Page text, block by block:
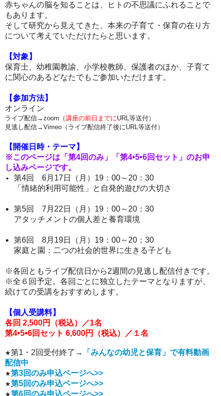
赤ちゃんの脳を知ることは、ヒトの不思議にふれることで
もあります。
そして研究から見えてきた、本来の子育て・保育の在り方
について考えていただけたらと思います。
【対象】
保育士、幼稚園教諭、小学校教師、保護者のほか、子育て
に関心のあるどなたでもご参加いただけます。
【参加方法】
オンライン
ライブ配信→zoom（講座の前日までにURL等送付）
見逃し配信→Vimeo（ライブ配信終了後にURL等送付）
【開催日時・テーマ】
※このページは「第4回のみ」「第4•5•6回セット」のお申
し込みページです。
第4回 6月17日（月）19：00～20：30
「情緒的利用可能性」と自発的遊びの大切さ
第5回 7月22日（月）19：00～20：30
アタッチメントの個人差と養育環境
第6回 8月19日（月）19：00～20：30
家庭と園：二つの社会的世界に生きる子ども
※各回ともライブ配信日から2週間の見逃し配信付きです。
※全６回予定。各回ごとに独立したテーマとなりますが、
続けての受講をおすすめします。
【個人受講料】
各回 2,500円（税込）／1名
第4•5•6回セット 6,600円 （税込） ／１名
★第1・ 2回受付終了 → 「 みんなの幼児と保育」で有料動画
配信中
★第3回のみ申込ページへ>>
★第5回のみ申込ページへ>>
★第6回のみ申込ページへ>>